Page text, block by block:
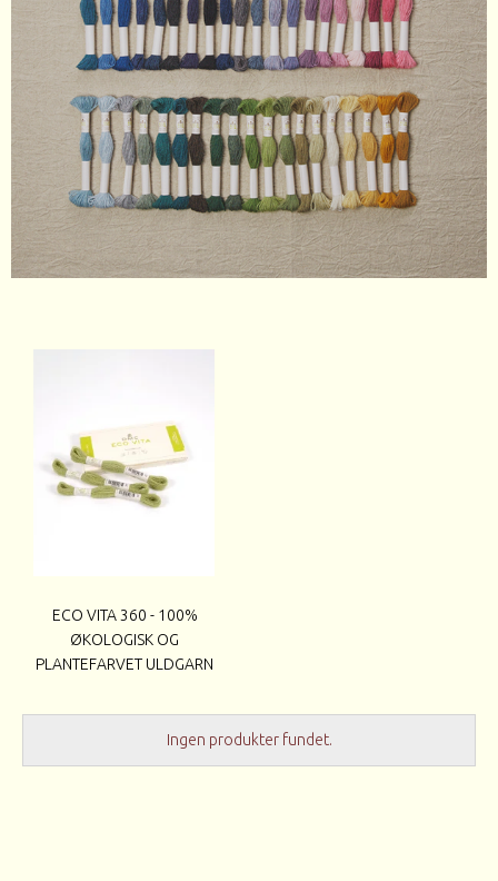
ECO VITA 360 - 100%
ØKOLOGISK OG
PLANTEFARVET ULDGARN
Ingen produkter fundet.